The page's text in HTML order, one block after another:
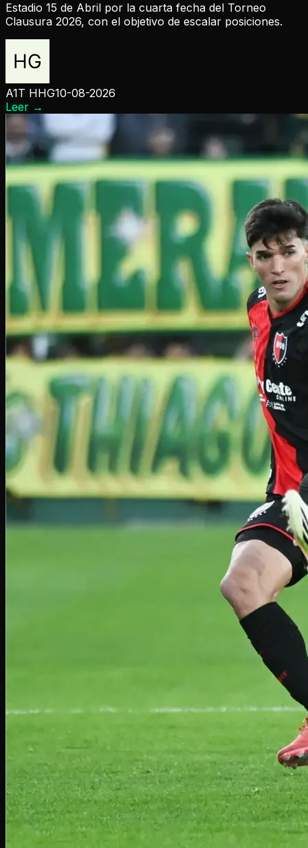
Estadio 15 de Abril por la cuarta fecha del Torneo
Clausura 2026, con el objetivo de escalar posiciones.
A1T HHG10-08-2026
Leer →